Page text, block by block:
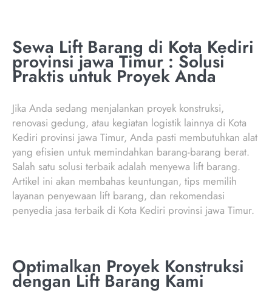
Sewa Lift Barang di Kota Kediri
provinsi jawa Timur : Solusi
Praktis untuk Proyek Anda
Jika Anda sedang menjalankan proyek konstruksi,
renovasi gedung, atau kegiatan logistik lainnya di Kota
Kediri provinsi jawa Timur, Anda pasti membutuhkan alat
yang efisien untuk memindahkan barang-barang berat.
Salah satu solusi terbaik adalah menyewa lift barang.
Artikel ini akan membahas keuntungan, tips memilih
layanan penyewaan lift barang, dan rekomendasi
penyedia jasa terbaik di Kota Kediri provinsi jawa Timur.
Optimalkan Proyek Konstruksi
dengan Lift Barang Kami